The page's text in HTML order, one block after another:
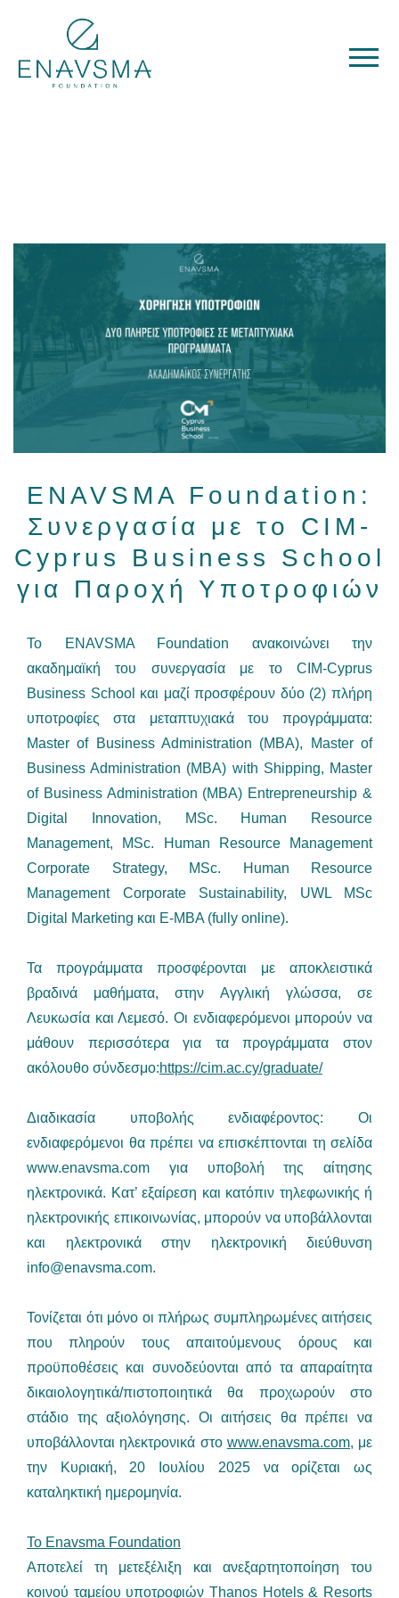
ENAVSMA Foundation:
Συνεργασία με το CIM-
Cyprus Business School
για Παροχή Υποτροφιών
Το ENAVSMA Foundation ανακοινώνει την
ακαδημαϊκή του συνεργασία με το CIM-Cyprus
Business School και μαζί προσφέρουν δύο (2) πλήρη
υποτροφίες στα μεταπτυχιακά του προγράμματα:
Master of Business Administration (MBA), Master of
Business Administration (MBA) with Shipping, Master
of Business Administration (MBA) Entrepreneurship &
Digital Innovation, MSc. Human Resource
Management, MSc. Human Resource Management
Corporate Strategy, MSc. Human Resource
Management Corporate Sustainability, UWL MSc
Digital Marketing και E-MBA (fully online).
Τα προγράμματα προσφέρονται με αποκλειστικά
βραδινά μαθήματα, στην Αγγλική γλώσσα, σε
Λευκωσία και Λεμεσό. Οι ενδιαφερόμενοι μπορούν να
μάθουν περισσότερα για τα προγράμματα στον
ακόλουθο σύνδεσμο:https://cim.ac.cy/graduate/
Διαδικασία υποβολής ενδιαφέροντος: Οι
ενδιαφερόμενοι θα πρέπει να επισκέπτονται τη σελίδα
www.enavsma.cοm για υποβολή της αίτησης
ηλεκτρονικά. Κατ’ εξαίρεση και κατόπιν τηλεφωνικής ή
ηλεκτρονικής επικοινωνίας, μπορούν να υποβάλλονται
και ηλεκτρονικά στην ηλεκτρονική διεύθυνση
info@enavsma.com.
Τονίζεται ότι μόνο οι πλήρως συμπληρωμένες αιτήσεις
που πληρούν τους απαιτούμενους όρους και
προϋποθέσεις και συνοδεύονται από τα απαραίτητα
δικαιολογητικά/πιστοποιητικά θα προχωρούν στο
στάδιο της αξιολόγησης. Οι αιτήσεις θα πρέπει να
υποβάλλονται ηλεκτρονικά στο www.enavsma.com, με
την Κυριακή, 20 Ιουλίου 2025 να ορίζεται ως
καταληκτική ημερομηνία.
Το Enavsma Foundation
Αποτελεί τη μετεξέλιξη και ανεξαρτητοποίηση του
κοινού ταμείου υποτροφιών Thanos Hotels & Resorts